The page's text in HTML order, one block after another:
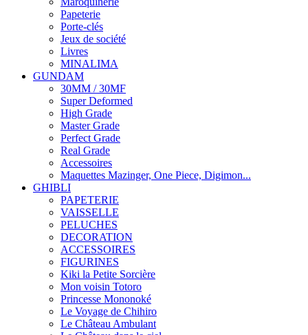
Papeterie
Porte-clés
Jeux de société
Livres
MINALIMA
GUNDAM
30MM / 30MF
Super Deformed
High Grade
Master Grade
Perfect Grade
Real Grade
Accessoires
Maquettes Mazinger, One Piece, Digimon...
GHIBLI
PAPETERIE
VAISSELLE
PELUCHES
DECORATION
ACCESSOIRES
FIGURINES
Kiki la Petite Sorcière
Mon voisin Totoro
Princesse Mononoké
Le Voyage de Chihiro
Le Château Ambulant